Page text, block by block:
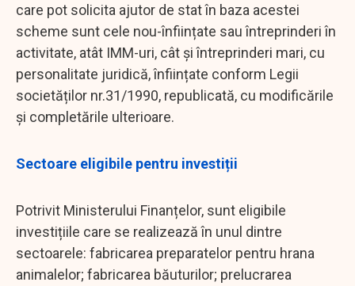
care pot solicita ajutor de stat în baza acestei
scheme sunt cele nou-înființate sau întreprinderi în
activitate, atât IMM-uri, cât și întreprinderi mari, cu
personalitate juridică, înființate conform Legii
societăților nr.31/1990, republicată, cu modificările
și completările ulterioare.
Sectoare eligibile pentru investiții
Potrivit Ministerului Finanțelor, sunt eligibile
investițiile care se realizează în unul dintre
sectoarele: fabricarea preparatelor pentru hrana
animalelor; fabricarea băuturilor; prelucrarea